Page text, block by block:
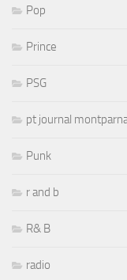
Pop
Prince
PSG
pt journal
Punk
r and b
R& B
radio